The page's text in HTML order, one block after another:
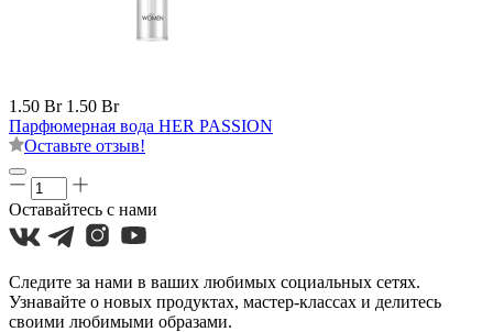
1.50 Br 1.50 Br
Парфюмерная вода HER PASSION
Оставьте отзыв!
Оставайтесь с нами
Следите за нами в ваших любимых социальных сетях.
Узнавайте о новых продуктах, мастер-классах и делитесь
своими любимыми образами.